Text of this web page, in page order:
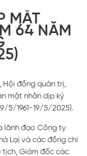
MẶT
64 NĂM
Hội đồng quản trị,
mật nhân dịp kỷ
5/1961-19/5/2025).
lãnh đạo Công ty
Lại và các đồng chí
tịch, Giám đốc các